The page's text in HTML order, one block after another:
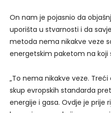
On nam je pojasnio da
uporišta u stvarnosti i da
metoda nema nikakve veze
energetskim paketom na koji
„To nema nikakve veze.
skup evropskih standarda
energije i gasa. Ovdje je prije